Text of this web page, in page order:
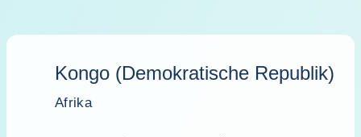
Kongo (Demokratische Republik)
Afrika